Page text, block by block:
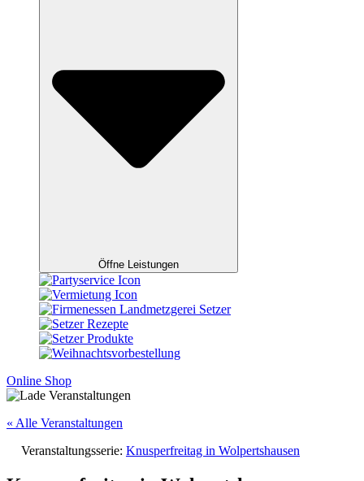
Öffne Leistungen
Online Shop
« Alle Veranstaltungen
Veranstaltungsserie: Knusperfreitag in Wolpertshausen